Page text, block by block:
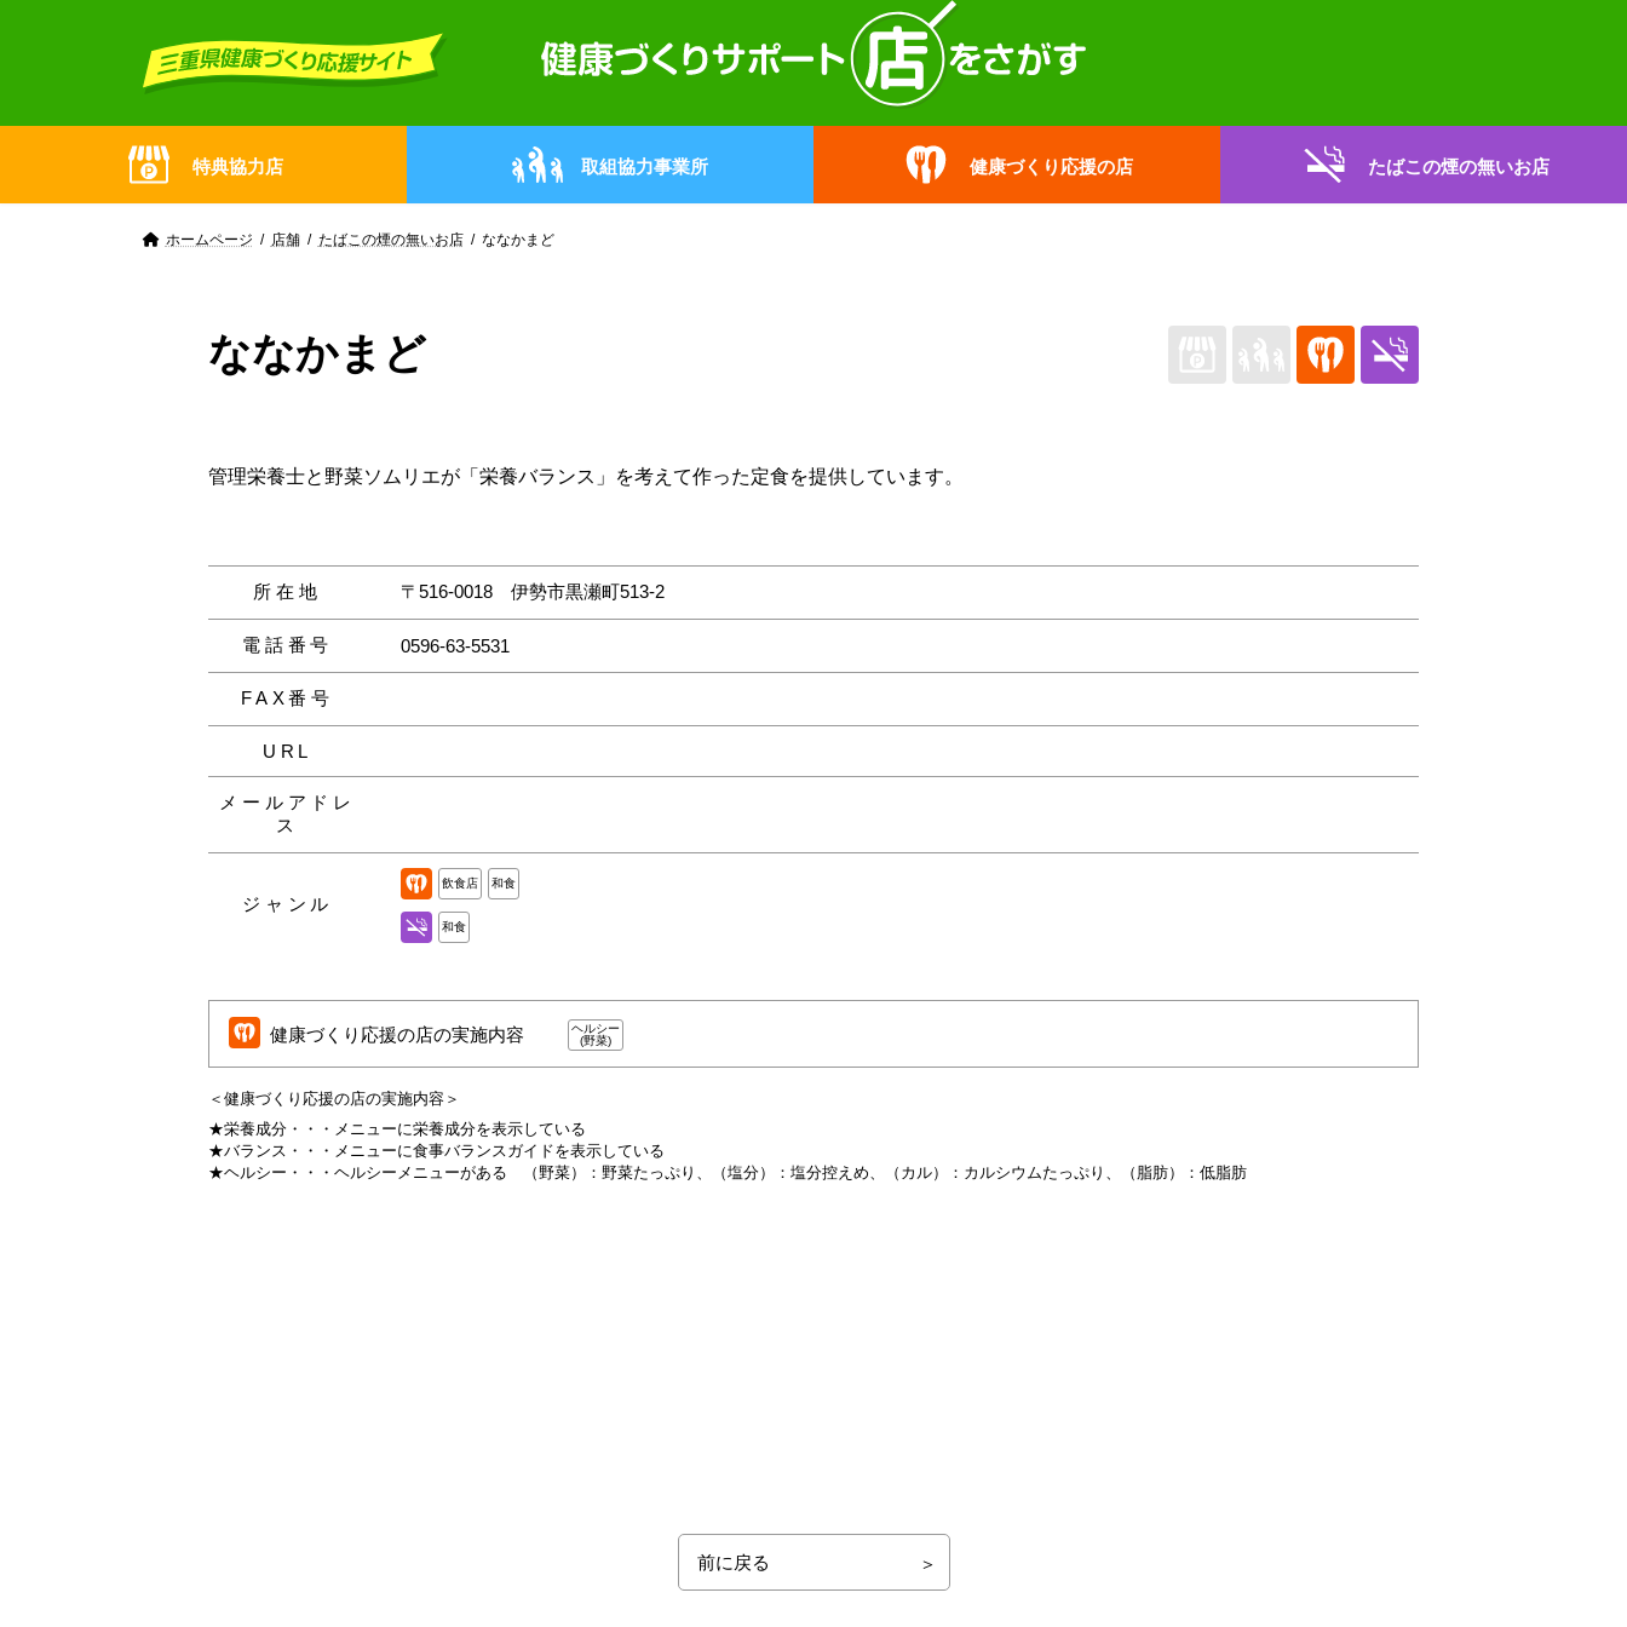
特典協力店 取組協力事業所 健康づくり応援の店 たばこの煙の無いお店
ホームページ 店舗 たばこの煙の無いお店 ななかまど
ななかまど
管理栄養士と野菜ソムリエが「栄養バランス」を考えて作った定食を提供しています。
所在地 〒516-0018 伊勢市黒瀬町513-2
電話番号 0596-63-5531
FAX番号
URL
メールアドレ
ス
ジャンル
飲食店 和食
和食
健康づくり応援の店の実施内容
ヘルシー
(野菜)
＜健康づくり応援の店の実施内容＞
★栄養成分・・・ メニューに栄養成分を表示している
★バランス・・・ メニューに食事バランスガイドを表示している
★ヘルシー・・・ ヘルシーメニューがある （野菜）：野菜たっぷり、 （塩分）：塩分控えめ、 （カル）：カルシウムたっぷり、 （脂肪）：低脂肪
前に戻る